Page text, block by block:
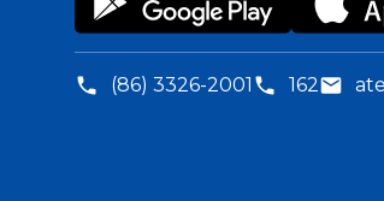
(86) 3326-2001 162